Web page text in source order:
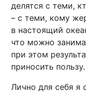
делятся с теми,
– с теми, кому
в настоящий
что можно
при этом
приносить пользу.
Лично для себя я